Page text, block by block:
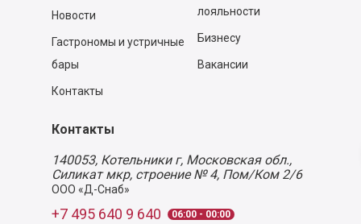
Новости
Гастрономы и устричные
бары
Контакты
лояльности
Бизнесу
Вакансии
Контакты
140053, Котельники г, Московская обл.,
Силикат мкр, строение № 4, Пом/Ком 2/6
ООО «Д-Снаб»
+7 495 640 9 640 06:00 - 00:00